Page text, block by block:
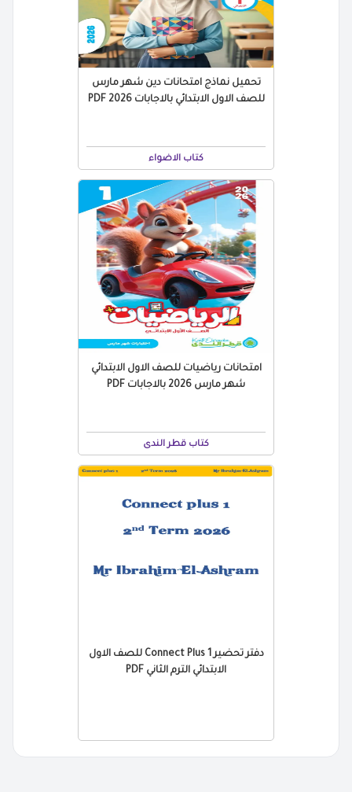
تحميل نماذج امتحانات دين شهر مارس
للصف الاول الابتدائي بالاجابات 2026 PDF
كتاب الاضواء
امتحانات رياضيات للصف الاول الابتدائي
شهر مارس 2026 بالاجابات PDF
كتاب قطر الندى
دفتر تحضير Connect Plus 1 للصف الاول
الابتدائي الترم الثاني PDF